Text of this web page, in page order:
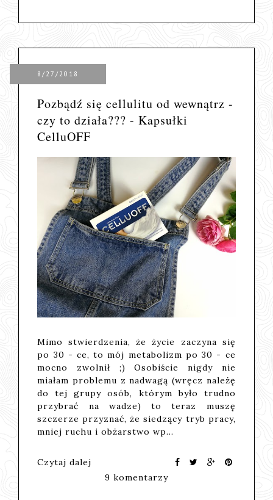
8/27/2018
Pozbądź się cellulitu od wewnątrz -
czy to działa??? - Kapsułki
CelluOFF
Mimo stwierdzenia, że życie zaczyna się
po 30 - ce, to mój metabolizm po 30 - ce
mocno zwolnił ;) Osobiście nigdy nie
miałam problemu z nadwagą (wręcz należę
do tej grupy osób, którym było trudno
przybrać na wadze) to teraz muszę
szczerze przyznać, że siedzący tryb pracy,
mniej ruchu i obżarstwo wp…
Czytaj dalej
9 komentarzy